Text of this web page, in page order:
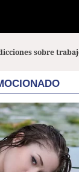
sobre